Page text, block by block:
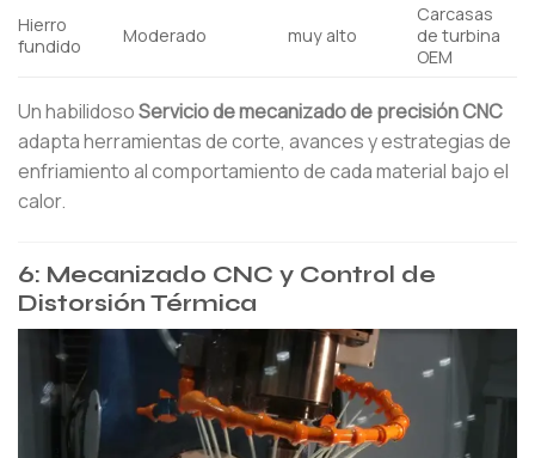
Hierro
fundido
Moderado muy alto
Carcasas
de turbina
OEM
Un habilidosoServicio de mecanizado de precisión CNC
adapta herramientas de corte, avances y estrategias de
enfriamiento al comportamiento de cada material bajo el
calor.
6: Mecanizado CNC y Control de
Distorsión Térmica